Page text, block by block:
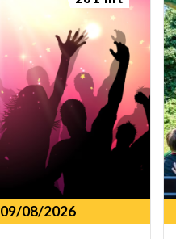
09/08/2026